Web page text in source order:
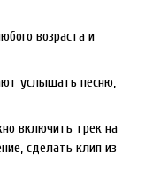
возраста и
услышать песню,
включить трек на
сделать клип из